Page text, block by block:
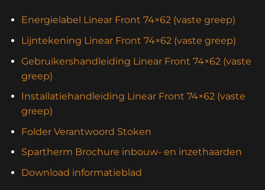
Energielabel Linear Front 74×62 (vaste greep)
Lijntekening Linear Front 74×62 (vaste greep)
Gebruikershandleiding Linear Front 74×62 (vaste
greep)
Installatiehandleiding Linear Front 74×62 (vaste
greep)
Folder Verantwoord Stoken
Spartherm Brochure inbouw- en inzethaarden
Download informatieblad